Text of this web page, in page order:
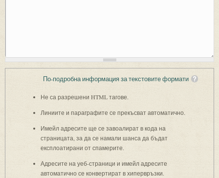
По-подробна информация за текстовите формати
Не са разрешени HTML тагове.
Линиите и параграфите се прекъсват автоматично.
Имейл адресите ще се завоалират в кода на
страницата, за да се намали шанса да бъдат
експлоатирани от спамерите.
Адресите на уеб-страници и имейл адресите
автоматично се конвертират в хипервръзки.